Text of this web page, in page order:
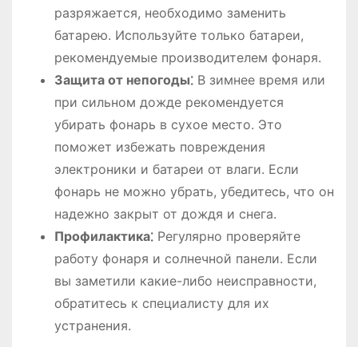
разряжается, необходимо заменить
батарею. Используйте только батареи,
рекомендуемые производителем фонаря.
Защита от непогоды⁚В зимнее время или
при сильном дожде рекомендуется
убирать фонарь в сухое место. Это
поможет избежать повреждения
электроники и батареи от влаги. Если
фонарь не можно убрать, убедитесь, что он
надежно закрыт от дождя и снега.
Профилактика⁚Регулярно проверяйте
работу фонаря и солнечной панели. Если
вы заметили какие-либо неисправности,
обратитесь к специалисту для их
устранения.